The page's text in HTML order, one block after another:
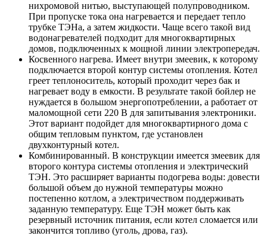
нихромовой нитью, выступающей полупроводником.
При пропуске тока она нагревается и передает тепло
трубке ТЭНа, а затем жидкости. Чаще всего такой вид
водонагревателей подходит для многоквартирных
домов, подключенных к мощной линии электропередач.
Косвенного нагрева. Имеет внутри змеевик, к которому
подключается второй контур системы отопления. Котел
греет теплоноситель, который проходит через бак и
нагревает воду в емкости. В результате такой бойлер не
нуждается в большом энергопотреблении, а работает от
маломощной сети 220 В для запитывания электроники.
Этот вариант подойдет для многоквартирного дома с
общим тепловым пунктом, где установлен
двухконтурный котел.
Комбинированный. В конструкции имеется змеевик для
второго контура системы отопления и электрический
ТЭН. Это расширяет варианты подогрева воды: довести
большой объем до нужной температуры можно
постепенно котлом, а электричеством поддерживать
заданную температуру. Еще ТЭН может быть как
резервный источник питания, если котел сломается или
закончится топливо (уголь, дрова, газ).